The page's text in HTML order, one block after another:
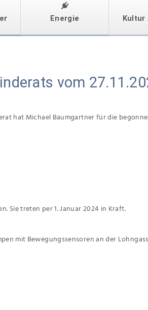
Energie Kultur
vom
hat Michael Baumgartner für die
Sie treten per 1. Januar 2024 in Kraft.
mit Bewegungssensoren an der